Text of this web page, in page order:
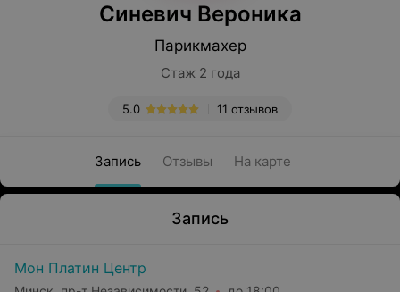
Синевич Вероника
Парикмахер
Стаж 2 года
11 отзывов
5.0
Запись Отзывы На карте
Запись
Мон Платин Центр